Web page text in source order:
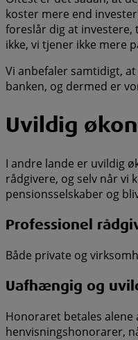
koster mere end
foreslår dig at investere,
ikke, vi tjener ikke mere
Vi anbefaler samtidigt,
banken, og dermed er
Uvildig
I andre lande er uvildig
rådgivere, og selv når vi
pensionsselskaber og
Professionel
Både private og
Uafhængig og
Honoraret betales
henvisningshonorarer,